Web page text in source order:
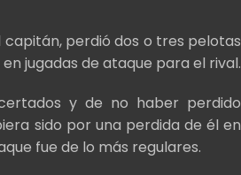
perdió dos o tres pelotas
jugadas de ataque para el rival.
y de no haber perdido
sido por una perdida de él en
fue de lo más regulares.